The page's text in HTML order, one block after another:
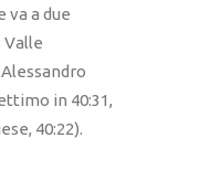
va a due
Valle
in 40:31,
40:22).